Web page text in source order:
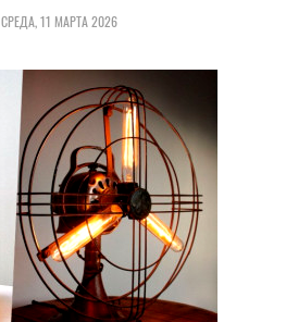
СРЕДА, 11 МАРТА 2026